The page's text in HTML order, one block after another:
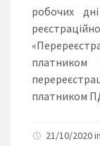
робочих
платником
21/10/2020 in